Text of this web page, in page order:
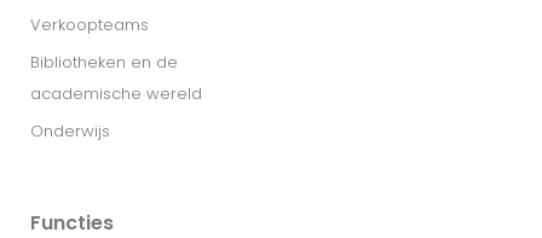
Verkoopteams
Bibliotheken en de
academische wereld
Onderwijs
Functies